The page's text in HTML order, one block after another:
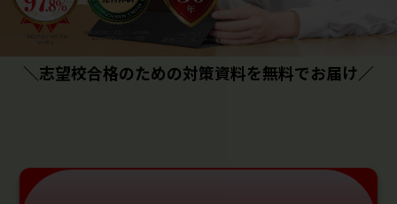
＼志望校合格のための対策資料を無料でお届け／